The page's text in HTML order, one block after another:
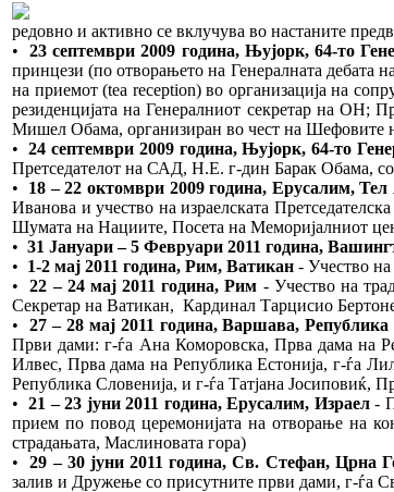
редовно и активно се вклучува во настаните
•23 септември 2009 година, Њујорк, 64-то
принцези (по отворањето на Генералната
на приемот (tea reception) во организација на
резиденцијата на Генералниот секретар на ОН;
Мишел Обама, организиран во чест на Шефовите
•24 септември 2009 година, Њујорк, 64-то
Претседателот на САД, Н.Е. г-дин Барак Обама,
• 18 – 22 октомври 2009 година, Ерусалим,
Иванова и учество на израелската
Шумата на Нациите, Посета на Меморијалниот
• 31 Јануари – 5 Февруари 2011 година,
• 1-2 мај 2011 година, Рим, Ватикан - Учество
•22 – 24 мај 2011 година, Рим - Учество на
Секретар на Ватикан, Кардинал Тарцисио
• 27 – 28 мај 2011 година, Варшава, Република
Први дами: г-ѓа Ана Коморовска, Прва дама на
Илвес, Прва дама на Република Естонија, г-ѓа
Република Словенија, и г-ѓа Татјана Јосиповиќ,
•21 – 23 јуни 2011 година, Ерусалим, Израел-
прием по повод церемонијата на отворање на
страдањата, Маслиновата гора)
•29 – 30 јуни 2011 година, Св. Стефан, Црна
залив и Дружење со присутните први дами, г-ѓа